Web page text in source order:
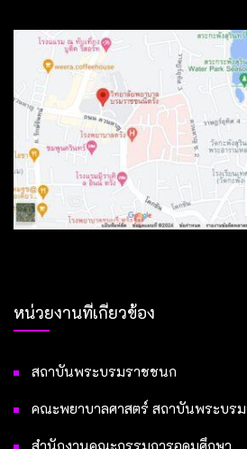
หน่วยงานที่เกี่ยวข้อง
สถาบันพระบรมราชชนก
คณะพยาบาลศาสตร์ สถาบันพระบร